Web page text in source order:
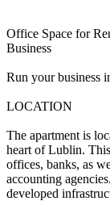
Office Space for
Business
Run your business
LOCATION
The apartment is
heart of Lublin.
offices, banks, as
accounting
developed